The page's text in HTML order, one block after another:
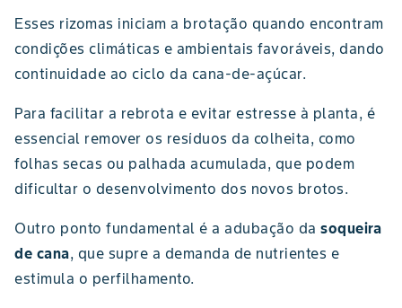
Esses rizomas iniciam a brotação quando encontram
condições climáticas e ambientais favoráveis, dando
continuidade ao ciclo da cana-de-açúcar.
Para facilitar a rebrota e evitar estresse à planta, é
essencial remover os resíduos da colheita, como
folhas secas ou palhada acumulada, que podem
dificultar o desenvolvimento dos novos brotos.
Outro ponto fundamental é a adubação da soqueira
de cana, que supre a demanda de nutrientes e
estimula o perfilhamento.